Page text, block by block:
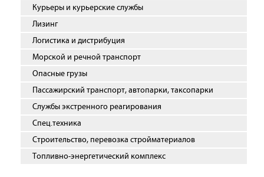
Курьеры и курьерские службы
Лизинг
Логистика и дистрибуция
Морской и речной транспорт
Опасные грузы
Пассажирский транспорт, автопарки, таксопарки
Службы экстренного реагирования
Спец.техника
Строительство, перевозка стройматериалов
Топливно-энергетический комплекс